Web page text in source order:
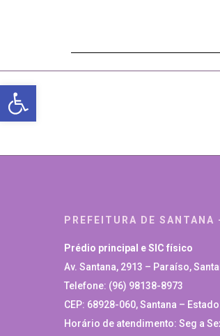
PREFEITURA DE SANTANA
Prédio principal e SIC físico
Av. Santana, 2913 – Paraíso,
Telefone: (96) 98138-8973
CEP: 68928-060, Santana –
Horário de atendimento: Seg a
Abrir a barra de ferramentas